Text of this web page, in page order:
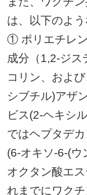
は、以下のよう
① ポリエチレ
成分（1,2-ジス
コリン、およ
シブチル)アザ
ビス(2-ヘキシ
ではヘプタデ
(6-オキソ-6-(ウ
オクタン酸エ
れまでにワク